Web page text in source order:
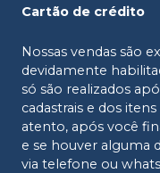
Cartão de crédito
Nossas vendas são
devidamente
só são realizados
cadastrais e dos
atento, após você
e se houver alguma
via telefone ou